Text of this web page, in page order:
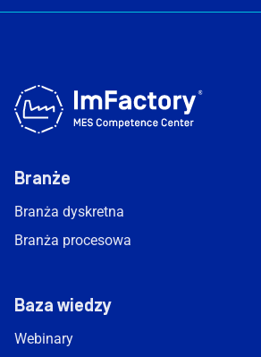
Branże
Branża dyskretna
Branża procesowa
Baza wiedzy
Webinary